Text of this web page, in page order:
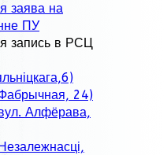
заява на
ПУ
запись в РСЦ
24)
Алфёрава,